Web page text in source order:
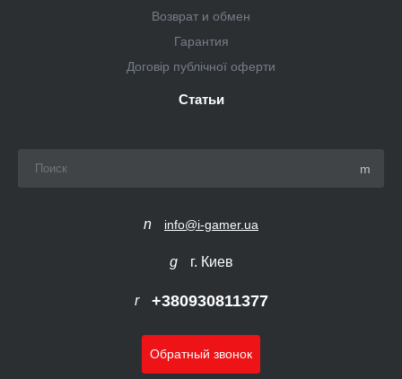
Возврат и обмен
Гарантия
Договір публічної оферти
Статьи
info@i-gamer.ua
г. Киев
+380930811377
Обратный звонок